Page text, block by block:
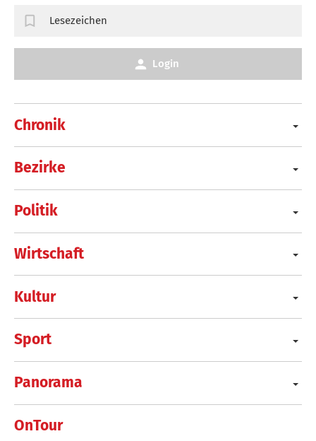
Chronik
Bezirke
Politik
Wirtschaft
Kultur
Sport
Panorama
OnTour
Lesezeichen
Login